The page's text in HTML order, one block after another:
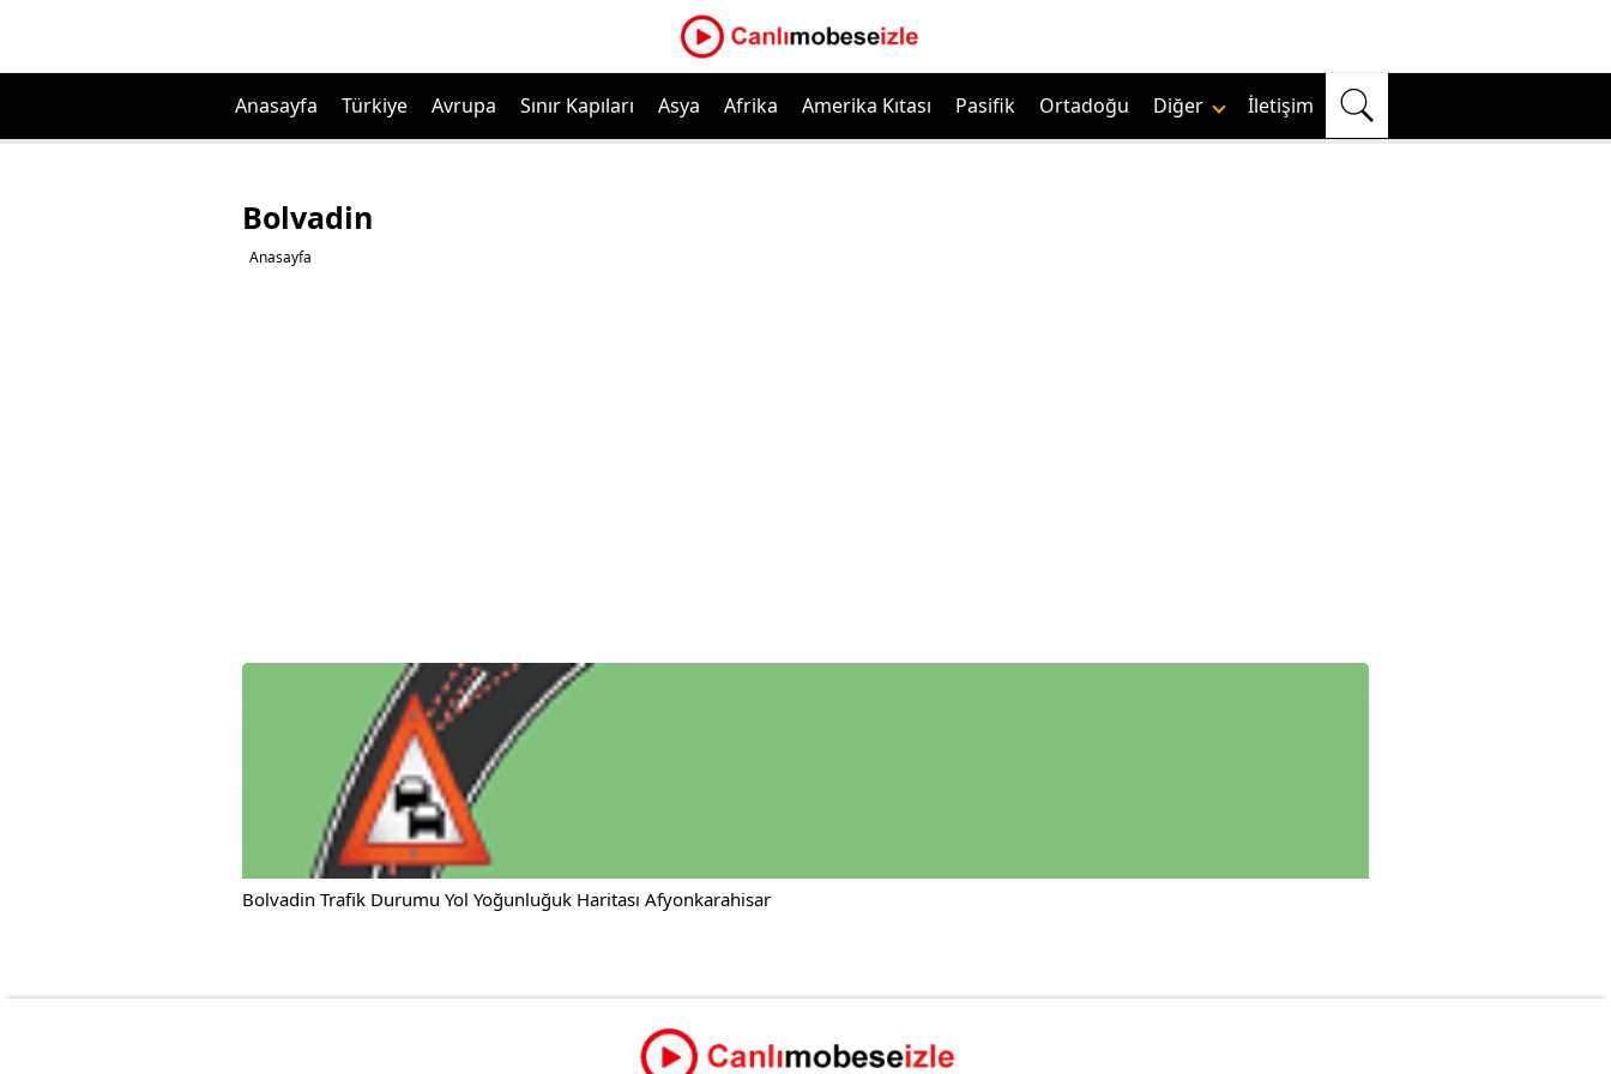
Anasayfa Türkiye Avrupa Sınır Kapıları Asya Afrika Amerika Kıtası Pasifik Ortadoğu Diğer İletişim
Bolvadin
Anasayfa
Bolvadin Trafik Durumu Yol Yoğunluğuk Haritası Afyonkarahisar